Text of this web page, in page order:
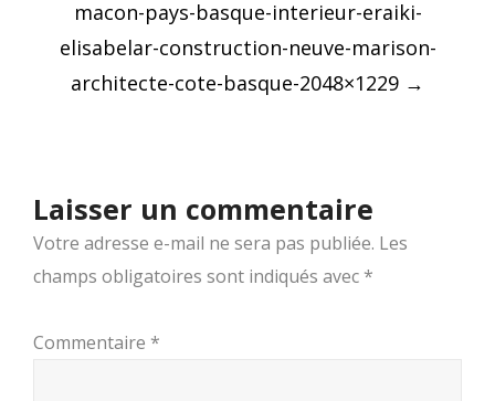
navigation
macon-pays-basque-interieur-eraiki-
elisabelar-construction-neuve-marison-
architecte-cote-basque-2048×1229 →
Laisser un commentaire
Votre adresse e-mail ne sera pas publiée. Les
champs obligatoires sont indiqués avec *
Commentaire *